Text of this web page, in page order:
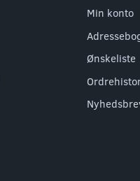
Min konto
Ønskeliste